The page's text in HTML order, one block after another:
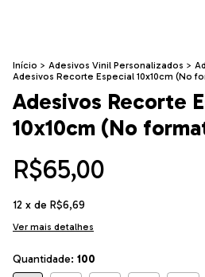
Início > Adesivos Vinil Personalizados >
Adesivos Recorte Especial 10x10cm (No
Adesivos Recorte
10x10cm (No
R$65,00
12 x de R$6,69
Ver mais detalhes
Quantidade: 100